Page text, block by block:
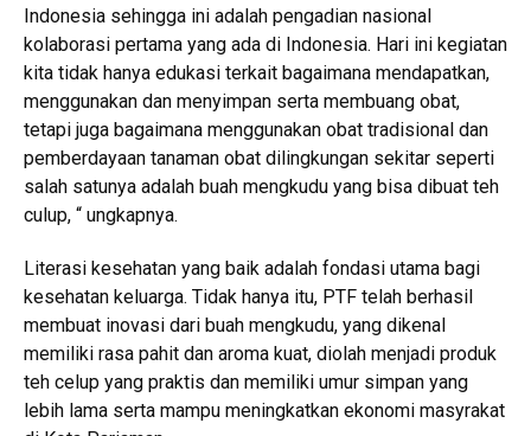
Indonesia sehingga ini adalah pengadian nasional
kolaborasi pertama yang ada di Indonesia. Hari ini kegiatan
kita tidak hanya edukasi terkait bagaimana mendapatkan,
menggunakan dan menyimpan serta membuang obat,
tetapi juga bagaimana menggunakan obat tradisional dan
pemberdayaan tanaman obat dilingkungan sekitar seperti
salah satunya adalah buah mengkudu yang bisa dibuat teh
culup, “ ungkapnya.
Literasi kesehatan yang baik adalah fondasi utama bagi
kesehatan keluarga. Tidak hanya itu, PTF telah berhasil
membuat inovasi dari buah mengkudu, yang dikenal
memiliki rasa pahit dan aroma kuat, diolah menjadi produk
teh celup yang praktis dan memiliki umur simpan yang
lebih lama serta mampu meningkatkan ekonomi masyrakat